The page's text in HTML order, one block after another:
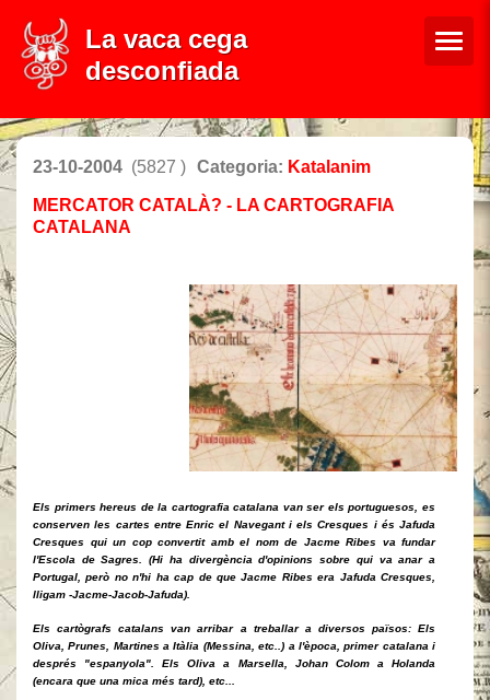
La vaca cega
desconfiada
23-10-2004 (5827 ) Categoria: Katalanim
MERCATOR CATALÀ? - LA CARTOGRAFIA
CATALANA
Els primers hereus de la cartografia catalana van ser els portuguesos, es
conserven les cartes entre Enric el Navegant i els Cresques i és Jafuda
Cresques qui un cop convertit amb el nom de Jacme Ribes va fundar
l'Escola de Sagres. (Hi ha divergència d'opinions sobre qui va anar a
Portugal, però no n'hi ha cap de que Jacme Ribes era Jafuda Cresques,
lligam -Jacme-Jacob-Jafuda).
Els cartògrafs catalans van arribar a treballar a diversos països: Els
Oliva, Prunes, Martines a Itàlia (Messina, etc..) a l'època, primer catalana i
després "espanyola". Els Oliva a Marsella, Johan Colom a Holanda
(encara que una mica més tard), etc...